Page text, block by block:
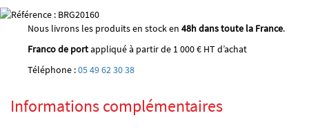
Nous livrons les produits en stock en 48h dans toute la France.
Franco de portappliqué à partir de 1 000 € HT d’achat
Téléphone :05 49 62 30 38
Informations complémentaires